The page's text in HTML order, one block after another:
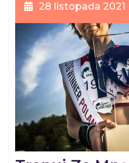
28 listopada 2021